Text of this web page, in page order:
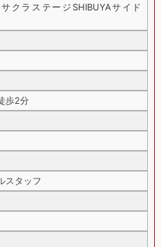
クラステージSHIBUYAサイド
歩2分
スタッフ